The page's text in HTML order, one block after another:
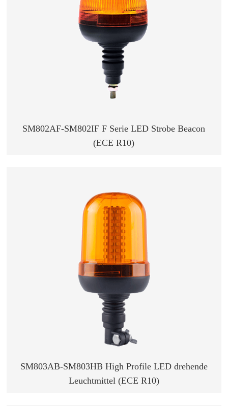
SM802AF-SM802IF F Serie LED Strobe Beacon
(ECE R10)
SM803AB-SM803HB High Profile LED drehende
Leuchtmittel (ECE R10)